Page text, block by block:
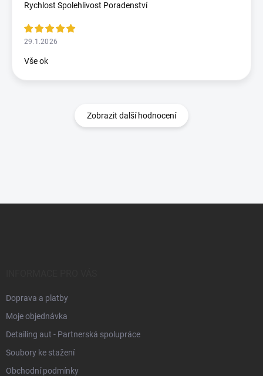
Rychlost Spolehlivost Poradenství
29.1.2026
Vše ok
Zobrazit další hodnocení
Doprava a platby
Moje objednávka
Detailing aut - Partnerská spolupráce
Soubory ke stažení
Obchodní podmínky